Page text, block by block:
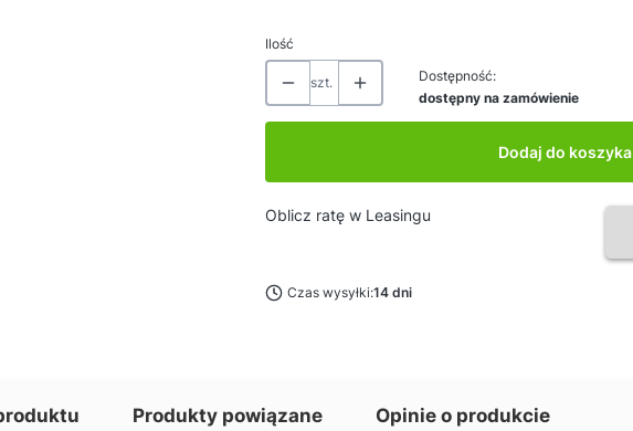
Ilość
szt.
Dostępność:
dostępny na zamówienie
Dodaj do koszyka
Oblicz ratę w Leasingu
Czas wysyłki:14 dni
Produkty powiązane Opinie o produkcie